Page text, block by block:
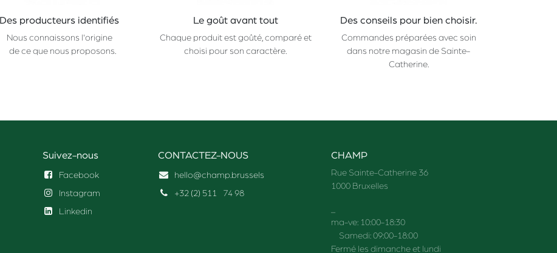
Des producteurs identifiés
Nous connaissons l'origine
de ce que nous proposons.
Le goût avant tout
Chaque produit est goûté, comparé et
choisi pour son caractère.
Des conseils pour bien choisir.
Commandes préparées avec soin
dans notre magasin de Sainte-
Catherine.
Suivez-nous
Facebook
Instagram
Linkedin
CONTACTEZ-NOUS
hello@champ.brussels
+32 (2) 511
74 98
CHAMP
Rue Sainte-Catherine 36
1000 Bruxelles
ma-ve: 10:00-18:30
Samedi: 09:00-18:00
Fermé les dimanche et lundi